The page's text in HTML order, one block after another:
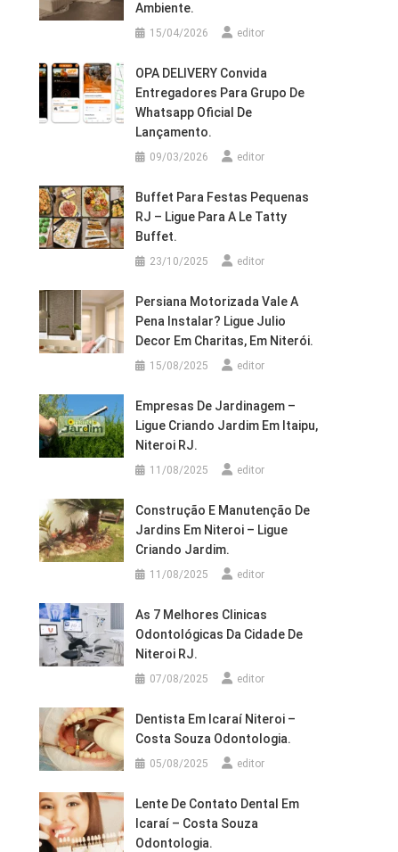
Ambiente.
15/04/2026 editor
OPA DELIVERY Convida
Entregadores Para Grupo De
Whatsapp Oficial De
Lançamento.
09/03/2026 editor
Buffet Para Festas Pequenas
RJ – Ligue Para A Le Tatty
Buffet.
23/10/2025 editor
Persiana Motorizada Vale A
Pena Instalar? Ligue Julio
Decor Em Charitas, Em Niterói.
15/08/2025 editor
Empresas De Jardinagem –
Ligue Criando Jardim Em Itaipu,
Niteroi RJ.
11/08/2025 editor
Construção E Manutenção De
Jardins Em Niteroi – Ligue
Criando Jardim.
11/08/2025 editor
As 7 Melhores Clinicas
Odontológicas Da Cidade De
Niteroi RJ.
07/08/2025 editor
Dentista Em Icaraí Niteroi –
Costa Souza Odontologia.
05/08/2025 editor
Lente De Contato Dental Em
Icaraí – Costa Souza
Odontologia.